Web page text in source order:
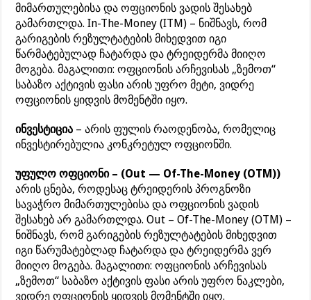
მიმართულებისა და ოფციონის ვადის შესახებ
გამართლდა. In-The-Money (ITM) – ნიშნავს, რომ
გარიგების რეზულტატების მიხედვით იგი
წარმატებულად ჩატარდა და ტრეიდერმა მიიღო
მოგება. მაგალითი: ოფციონის არჩევისას „ზემოთ“
საბაზო აქტივის ფასი არის უფრო მეტი, ვიდრე
ოფციონის ყიდვის მომენტში იყო.
ინვესტიცია – არის ფულის რაოდენობა, რომელიც
ინვესტირებულია კონკრეტულ ოფციონში.
უფულო ოფციონი – (Out — Of-The-Money (OTM))
არის ცნება, როდესაც ტრეიდერის პროგნოზი
სავაჭრო მიმართულებისა და ოფციონის ვადის
შესახებ არ გამართლდა. Out – Of-The-Money (OTM) –
ნიშნავს, რომ გარიგების რეზულტატების მიხედვით
იგი წარუმატებლად ჩატარდა და ტრეიდერმა ვერ
მიიღო მოგება. მაგალითი: ოფციონის არჩევისას
„ზემოთ“ საბაზო აქტივის ფასი არის უფრო ნაკლები,
ვიდრე ოფციონის ყიდვის მომენტში იყო.